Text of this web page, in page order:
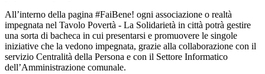
All’interno della pagina #FaiBene! ogni associazione o realtà
impegnata nel Tavolo Povertà - La Solidarietà in città potrà gestire
una sorta di bacheca in cui presentarsi e promuovere le singole
iniziative che la vedono impegnata, grazie alla collaborazione con il
servizio Centralità della Persona e con il Settore Informatico
dell’Amministrazione comunale.